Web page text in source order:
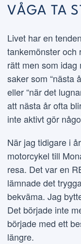
VÅGA TA
Livet har en
tankemönster och
rätt men som
saker som “nästa
eller “när det
att nästa år ofta
inte aktivt gör
När jag tidigare i
motorcykel till
resa. Det var en
lämnade det
bekväma. Jag
Det började inte
började med ett
längre.